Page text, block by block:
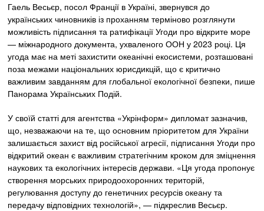
Гаель Весьєр, посол Франції в Україні, звернувся до
українських чиновників із проханням терміново розглянути
можливість підписання та ратифікації Угоди про відкрите море
— міжнародного документа, ухваленого ООН у 2023 році. Ця
угода має на меті захистити океанічні екосистеми, розташовані
поза межами національних юрисдикцій, що є критично
важливим завданням для глобальної екологічної безпеки, пише
Панорама Українських Подій.
У своїй статті для агентства «Укрінформ» дипломат зазначив,
що, незважаючи на те, що основним пріоритетом для України
залишається захист від російської агресії, підписання Угоди про
відкритий океан є важливим стратегічним кроком для зміцнення
наукових та екологічних інтересів держави. «Ця угода пропонує
створення морських природоохоронних територій,
регулювання доступу до генетичних ресурсів океану та
передачу відповідних технологій», — підкреслив Весьєр.